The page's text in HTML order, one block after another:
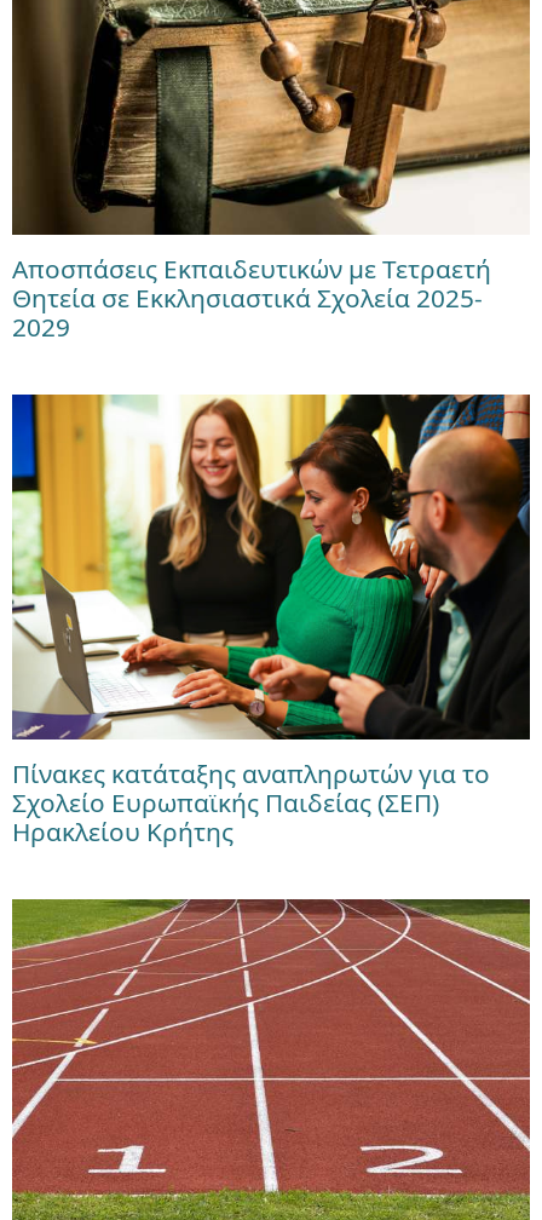
Αποσπάσεις Εκπαιδευτικών με Τετραετή
Θητεία σε Εκκλησιαστικά Σχολεία 2025-
2029
Πίνακες κατάταξης αναπληρωτών για το
Σχολείο Ευρωπαϊκής Παιδείας (ΣΕΠ)
Ηρακλείου Κρήτης